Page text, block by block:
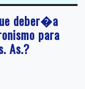
deber�a
para
As.?